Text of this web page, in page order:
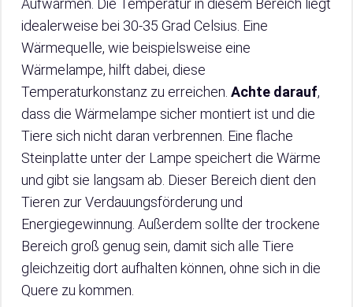
Aufwärmen. Die Temperatur in diesem Bereich liegt
idealerweise bei 30-35 Grad Celsius. Eine
Wärmequelle, wie beispielsweise eine
Wärmelampe, hilft dabei, diese
Temperaturkonstanz zu erreichen. Achte darauf,
dass die Wärmelampe sicher montiert ist und die
Tiere sich nicht daran verbrennen. Eine flache
Steinplatte unter der Lampe speichert die Wärme
und gibt sie langsam ab. Dieser Bereich dient den
Tieren zur Verdauungsförderung und
Energiegewinnung. Außerdem sollte der trockene
Bereich groß genug sein, damit sich alle Tiere
gleichzeitig dort aufhalten können, ohne sich in die
Quere zu kommen.